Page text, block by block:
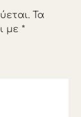
Τα
με *